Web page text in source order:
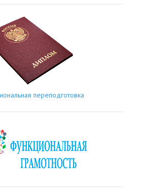
переподготовка